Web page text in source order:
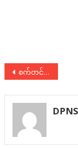
Post
navigation
စက်တင်ဘာလ၊ ၂၀၂၄ ခုနှစ်ထုတ် လူ့ဘောင်သစ်စာစဥ် ထွက်ပြီ။